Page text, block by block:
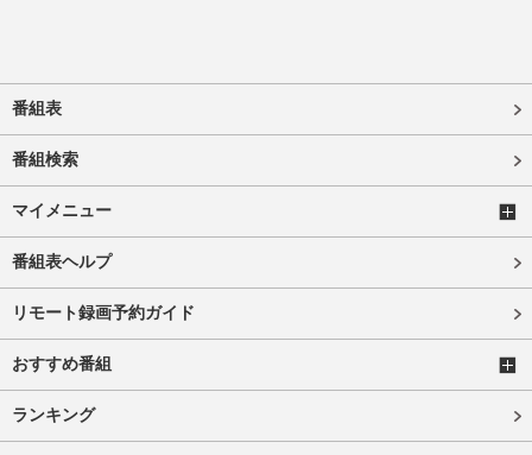
番組表
番組検索
マイメニュー
番組表ヘルプ
リモート録画予約ガイド
おすすめ番組
ランキング